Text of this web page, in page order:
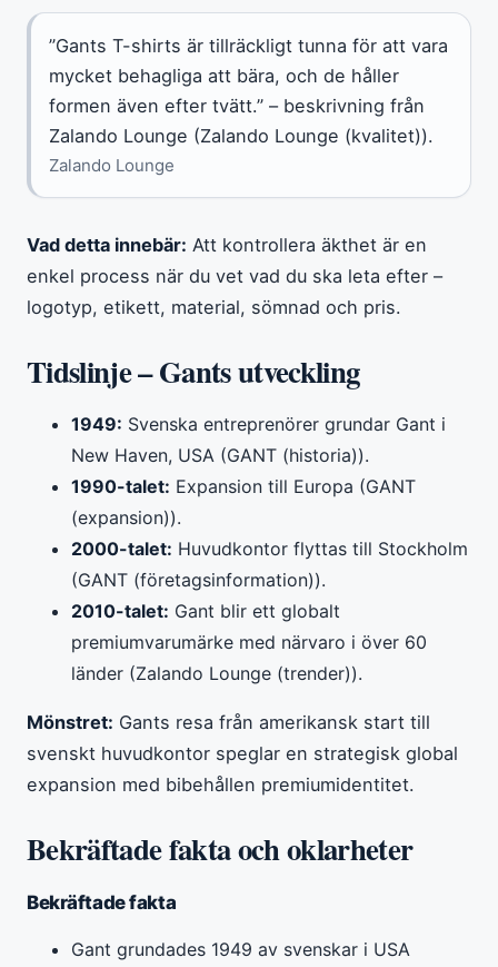
”Gants T-shirts är tillräckligt tunna för att vara
mycket behagliga att bära, och de håller
formen även efter tvätt.” – beskrivning från
Zalando Lounge (Zalando Lounge (kvalitet)).
Zalando Lounge
Vad detta innebär: Att kontrollera äkthet är en
enkel process när du vet vad du ska leta efter –
logotyp, etikett, material, sömnad och pris.
Tidslinje – Gants utveckling
1949: Svenska entreprenörer grundar Gant i
New Haven, USA (GANT (historia)).
1990-talet: Expansion till Europa (GANT
(expansion)).
2000-talet: Huvudkontor flyttas till Stockholm
(GANT (företagsinformation)).
2010-talet: Gant blir ett globalt
premiumvarumärke med närvaro i över 60
länder (Zalando Lounge (trender)).
Mönstret: Gants resa från amerikansk start till
svenskt huvudkontor speglar en strategisk global
expansion med bibehållen premiumidentitet.
Bekräftade fakta och oklarheter
Bekräftade fakta
Gant grundades 1949 av svenskar i USA